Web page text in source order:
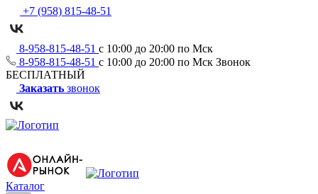
+7 (958) 815-48-51
8-958-815-48-51 с 10:00 до 20:00 по Мск
8-958-815-48-51 с 10:00 до 20:00 по Мск Звонок
БЕСПЛАТНЫЙ
Заказать звонок
Каталог